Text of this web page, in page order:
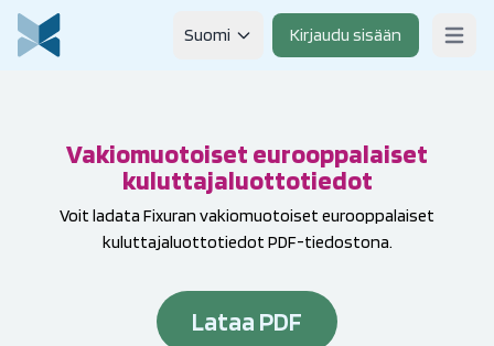
Skip to content
Suomi
Kirjaudu sisään Open
Vakiomuotoiset eurooppalaiset
kuluttajaluottotiedot
Voit ladata Fixuran vakiomuotoiset eurooppalaiset
kuluttajaluottotiedot PDF-tiedostona.
Lataa PDF